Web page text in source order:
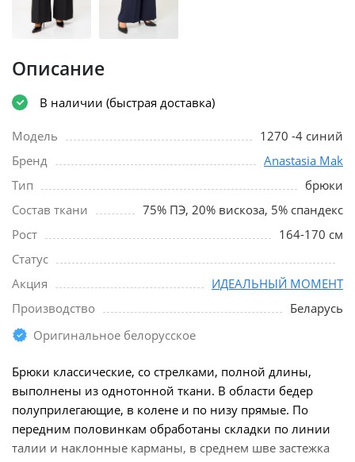
Описание
В наличии (быстрая доставка)
Модель
1270 -4 синий
Бренд
Anastasia Mak
Тип
брюки
Состав ткани
75% ПЭ, 20% вискоза, 5% спандекс
Рост
164-170 см
Статус
Акция
ИДЕАЛЬНЫЙ МОМЕНТ
Производство
Беларусь
Оригинальное белорусское
Брюки классические, со стрелками, полной длины,
выполнены из однотонной ткани. В области бедер
полуприлегающие, в колене и по низу прямые. По
передним половинкам обработаны складки по линии
талии и наклонные карманы, в среднем шве застежка